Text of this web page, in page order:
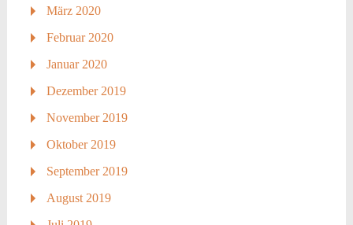
März 2020
Februar 2020
Januar 2020
Dezember 2019
November 2019
Oktober 2019
September 2019
August 2019